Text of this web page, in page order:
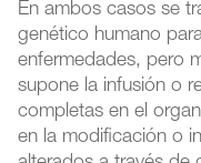
En ambos casos se
genético humano
enfermedades, pero
supone la infusión o
completas en el
en la modificación o